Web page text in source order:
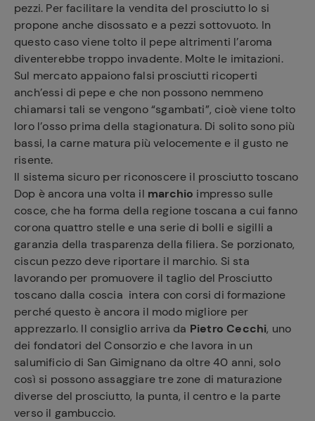
pezzi. Per facilitare la vendita del prosciutto lo si
propone anche disossato e a pezzi sottovuoto. In
questo caso viene tolto il pepe altrimenti l’aroma
diventerebbe troppo invadente. Molte le imitazioni.
Sul mercato appaiono falsi prosciutti ricoperti
anch’essi di pepe e che non possono nemmeno
chiamarsi tali se vengono “sgambati”, cioè viene tolto
loro l’osso prima della stagionatura. Di solito sono più
bassi, la carne matura più velocemente e il gusto ne
risente.
Il sistema sicuro per riconoscere il prosciutto toscano
Dop è ancora una volta il marchio impresso sulle
cosce, che ha forma della regione toscana a cui fanno
corona quattro stelle e una serie di bolli e sigilli a
garanzia della trasparenza della filiera. Se porzionato,
ciscun pezzo deve riportare il marchio. Si sta
lavorando per promuovere il taglio del Prosciutto
toscano dalla coscia intera con corsi di formazione
perché questo è ancora il modo migliore per
apprezzarlo. Il consiglio arriva da Pietro Cecchi, uno
dei fondatori del Consorzio e che lavora in un
salumificio di San Gimignano da oltre 40 anni, solo
così si possono assaggiare tre zone di maturazione
diverse del prosciutto, la punta, il centro e la parte
verso il gambuccio.